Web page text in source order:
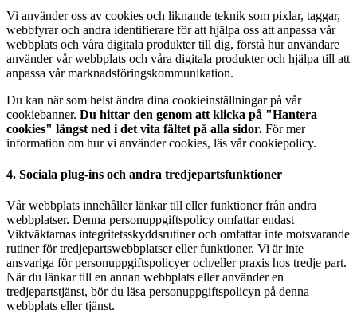
Vi använder oss av cookies och liknande teknik som pixlar, taggar,
webbfyrar och andra identifierare för att hjälpa oss att anpassa vår
webbplats och våra digitala produkter till dig, förstå hur användare
använder vår webbplats och våra digitala produkter och hjälpa till att
anpassa vår marknadsföringskommunikation.
Du kan när som helst ändra dina cookieinställningar på vår
cookiebanner. Du hittar den genom att klicka på "Hantera
cookies" längst ned i det vita fältet på alla sidor. För mer
information om hur vi använder cookies, läs vår cookiepolicy.
4. Sociala plug-ins och andra tredjepartsfunktioner
Vår webbplats innehåller länkar till eller funktioner från andra
webbplatser. Denna personuppgiftspolicy omfattar endast
Viktväktarnas integritetsskyddsrutiner och omfattar inte motsvarande
rutiner för tredjepartswebbplatser eller funktioner. Vi är inte
ansvariga för personuppgiftspolicyer och/eller praxis hos tredje part.
När du länkar till en annan webbplats eller använder en
tredjepartstjänst, bör du läsa personuppgiftspolicyn på denna
webbplats eller tjänst.